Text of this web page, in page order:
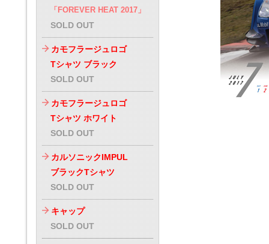
「FOREVER HEAT 2017」
SOLD OUT
カモフラージュロゴ
Tシャツ ブラック
SOLD OUT
カモフラージュロゴ
Tシャツ ホワイト
SOLD OUT
カルソニックIMPUL
ブラックTシャツ
SOLD OUT
キャップ
SOLD OUT